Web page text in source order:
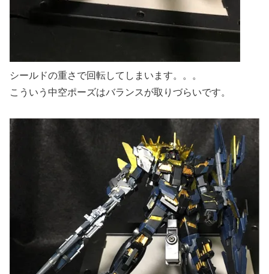
シールドの重さで回転してしまいます。。。
こういう中空ポーズはバランスが取りづらいです。